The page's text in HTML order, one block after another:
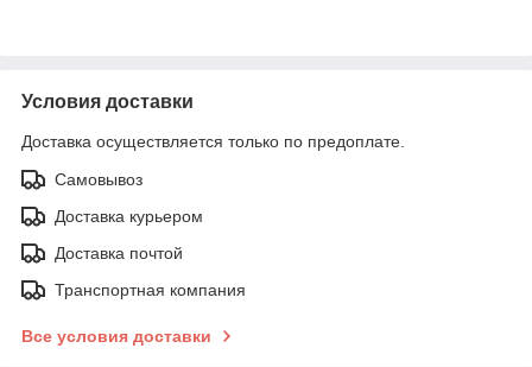
Условия доставки
Доставка осуществляется только по предоплате.
Самовывоз
Доставка курьером
Доставка почтой
Транспортная компания
Все условия доставки